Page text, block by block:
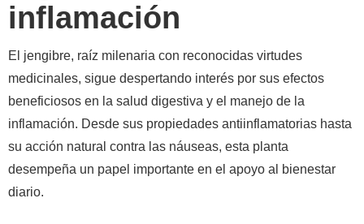
inflamación
El jengibre, raíz milenaria con reconocidas virtudes
medicinales, sigue despertando interés por sus efectos
beneficiosos en la salud digestiva y el manejo de la
inflamación. Desde sus propiedades antiinflamatorias hasta
su acción natural contra las náuseas, esta planta
desempeña un papel importante en el apoyo al bienestar
diario.